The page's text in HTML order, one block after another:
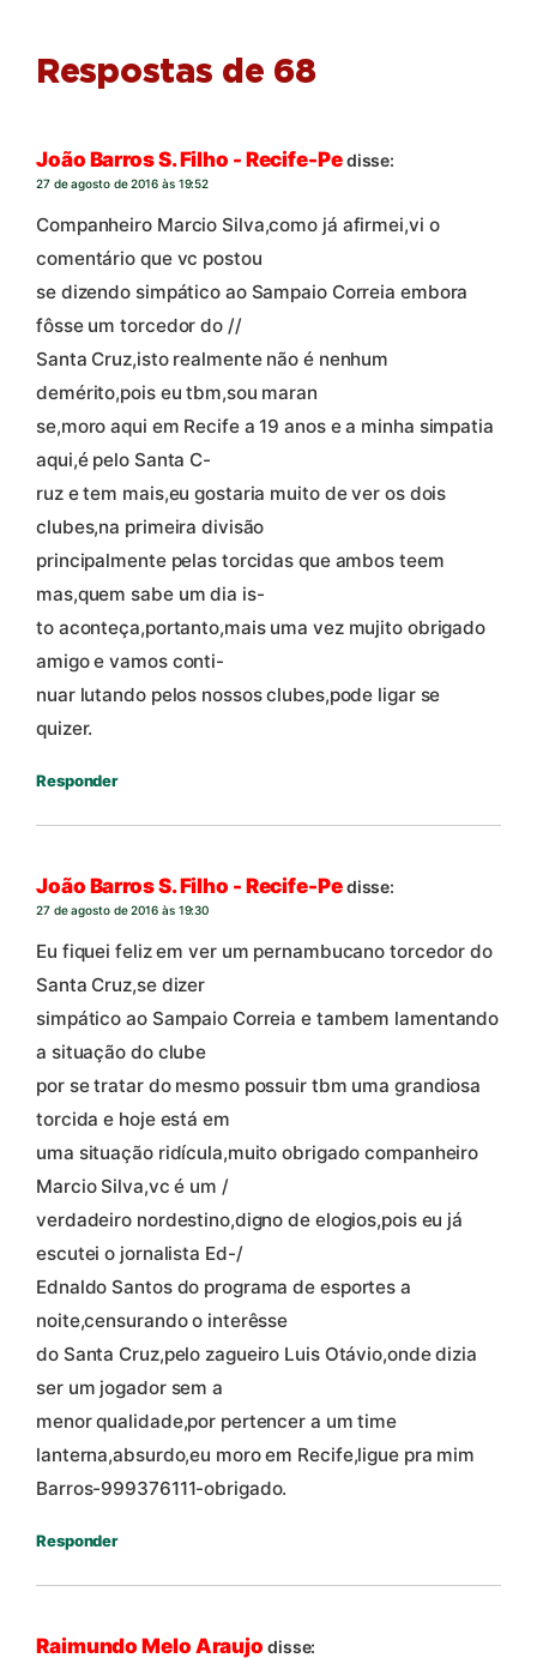
Respostas de 68
João Barros S. Filho - Recife-Pedisse:
27 de agosto de 2016 às 19:52
Companheiro Marcio Silva,como já afirmei,vi o
comentário que vc postou
se dizendo simpático ao Sampaio Correia embora
fôsse um torcedor do //
Santa Cruz,isto realmente não é nenhum
demérito,pois eu tbm,sou maran
se,moro aqui em Recife a 19 anos e a minha simpatia
aqui,é pelo Santa C-
ruz e tem mais,eu gostaria muito de ver os dois
clubes,na primeira divisão
principalmente pelas torcidas que ambos teem
mas,quem sabe um dia is-
to aconteça,portanto,mais uma vez mujito obrigado
amigo e vamos conti-
nuar lutando pelos nossos clubes,pode ligar se
quizer.
Responder
João Barros S. Filho - Recife-Pedisse:
27 de agosto de 2016 às 19:30
Eu fiquei feliz em ver um pernambucano torcedor do
Santa Cruz,se dizer
simpático ao Sampaio Correia e tambem lamentando
a situação do clube
por se tratar do mesmo possuir tbm uma grandiosa
torcida e hoje está em
uma situação ridícula,muito obrigado companheiro
Marcio Silva,vc é um /
verdadeiro nordestino,digno de elogios,pois eu já
escutei o jornalista Ed-/
Ednaldo Santos do programa de esportes a
noite,censurando o interêsse
do Santa Cruz,pelo zagueiro Luis Otávio,onde dizia
ser um jogador sem a
menor qualidade,por pertencer a um time
lanterna,absurdo,eu moro em Recife,ligue pra mim
Barros-999376111-obrigado.
Responder
Raimundo Melo Araujo disse: